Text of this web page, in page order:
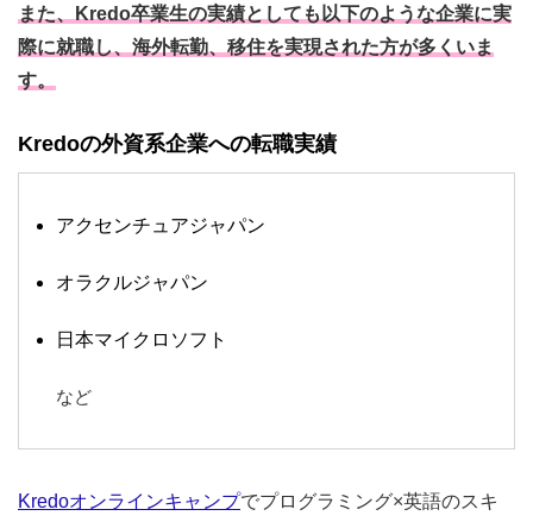
また、Kredo卒業生の実績としても以下のような企業に実
際に就職し、海外転勤、移住を実現された方が多くいま
す。
Kredoの外資系企業への転職実績
アクセンチュアジャパン
オラクルジャパン
日本マイクロソフト
など
Kredoオンラインキャンプでプログラミング×英語のスキ